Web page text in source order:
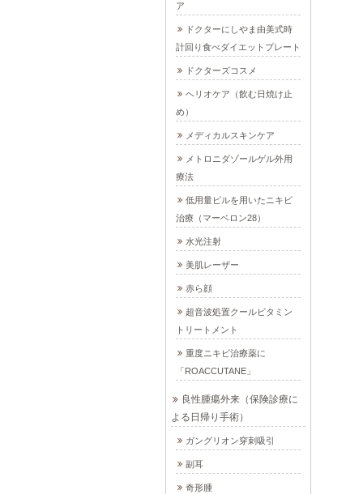
ア
ドクターにしやま由美式時
計回り食べダイエットプレート
ドクターズコスメ
ヘリオケア（飲む日焼け止
め）
メディカルスキンケア
メトロニダゾールゲル外用
療法
低用量ピルを用いたニキビ
治療（マーベロン28）
水光注射
美肌レーザー
赤ら顔
超音波処置クールビタミン
トリートメント
重度ニキビ治療薬に
「ROACCUTANE」
良性腫瘍外来（保険診療に
よる日帰り手術）
ガングリオン穿刺吸引
副耳
奇形腫